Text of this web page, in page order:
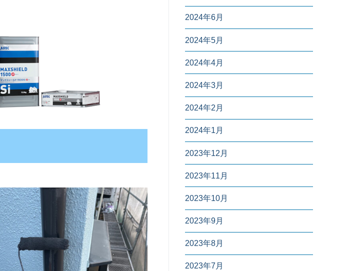
2024年6月
2024年5月
2024年4月
2024年3月
2024年2月
2024年1月
2023年12月
2023年11月
2023年10月
2023年9月
2023年8月
2023年7月